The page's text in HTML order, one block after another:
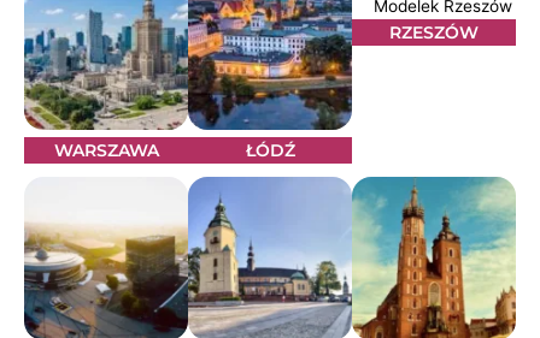
WARSZAWA ŁÓDŹ
RZESZÓW